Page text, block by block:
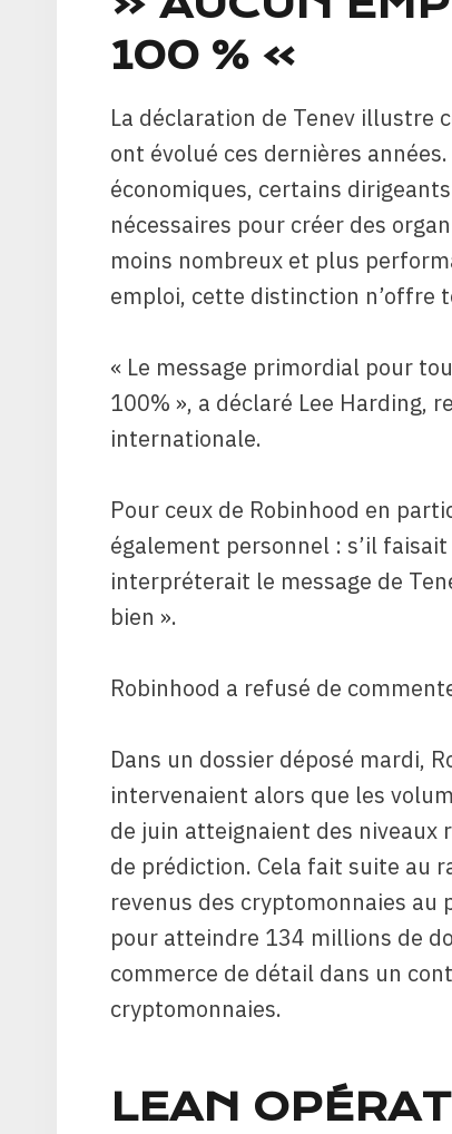
100 % »
La déclaration de Tenev illustre
ont évolué ces dernières
économiques, certains
nécessaires pour créer des
moins nombreux et plus
emploi, cette distinction n’offre
« Le message primordial pour
100% », a déclaré Lee Harding,
internationale.
Pour ceux de Robinhood en
également personnel : s’il
interpréterait le message de
bien ».
Robinhood a refusé de
Dans un dossier déposé mardi,
intervenaient alors que les
de juin atteignaient des niveaux
de prédiction. Cela fait suite au
revenus des cryptomonnaies
pour atteindre 134 millions de
commerce de détail dans un
cryptomonnaies.
LEAN